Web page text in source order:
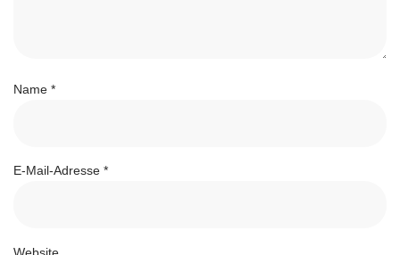
Name *
E-Mail-Adresse *